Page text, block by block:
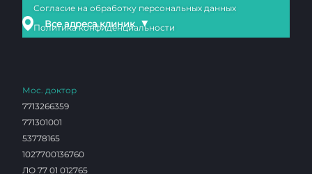
Все адреса клиник ▼
Согласие на обработку персональных данных
Политика конфиденциальности
Мос. доктор
7713266359
771301001
53778165
1027700136760
ЛО 77 01 012765